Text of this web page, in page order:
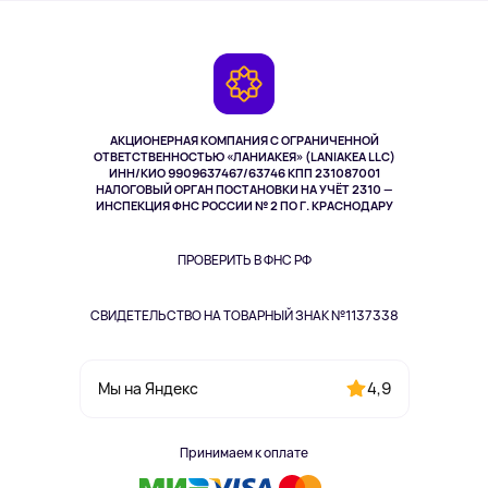
АКЦИОНЕРНАЯ КОМПАНИЯ С ОГРАНИЧЕННОЙ
ОТВЕТСТВЕННОСТЬЮ «ЛАНИАКЕЯ» (LANIAKEA LLC)
ИНН/КИО 9909637467/63746 КПП 231087001
НАЛОГОВЫЙ ОРГАН ПОСТАНОВКИ НА УЧЁТ 2310 —
ИНСПЕКЦИЯ ФНС РОССИИ № 2 ПО Г. КРАСНОДАРУ
ПРОВЕРИТЬ В ФНС РФ
СВИДЕТЕЛЬСТВО НА ТОВАРНЫЙ ЗНАК №1137338
Мы на Яндекс 4,9
Принимаем к оплате
Здоровье питомцев
Одежда и аксессуары